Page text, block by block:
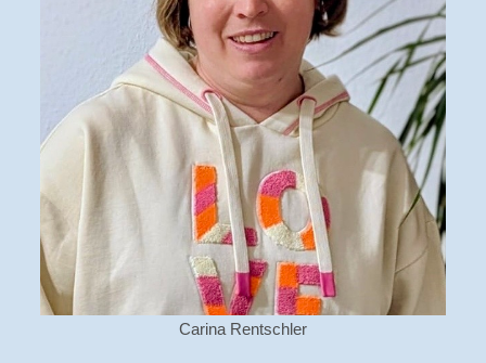
Carina Rentschler